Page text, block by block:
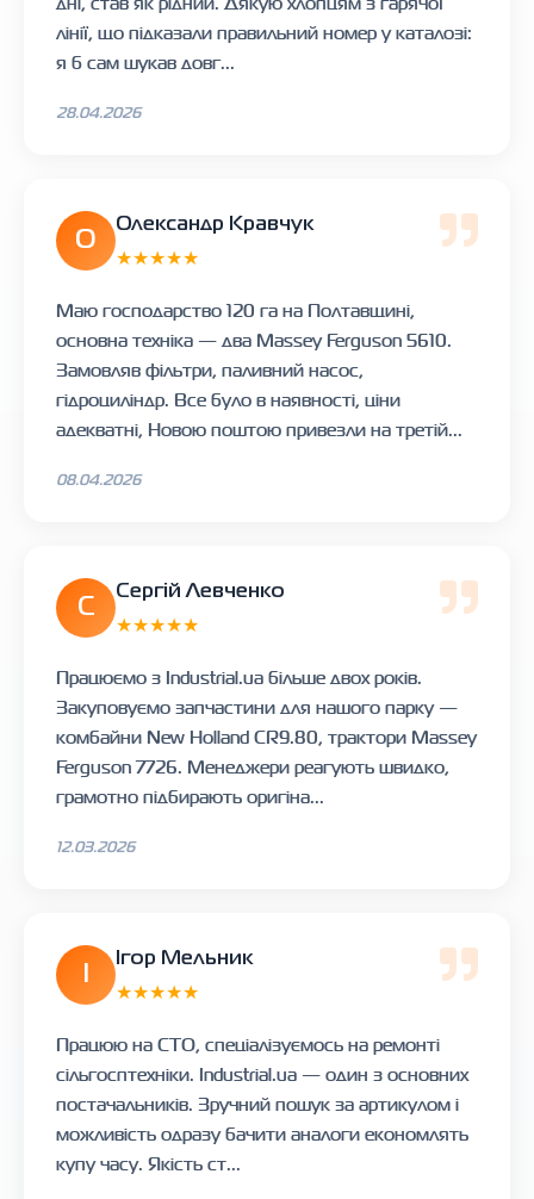
лінії, що підказали правильний номер у каталозі:
я б сам шукав довг...
28.04.2026
О
Олександр Кравчук
★★★★★
Маю господарство 120 га на Полтавщині,
основна техніка — два Massey Ferguson 5610.
Замовляв фільтри, паливний насос,
гідроциліндр. Все було в наявності, ціни
адекватні, Новою поштою привезли на третій...
08.04.2026
С
Сергій Левченко
★★★★★
Працюємо з Industrial.ua більше двох років.
Закуповуємо запчастини для нашого парку —
комбайни New Holland CR9.80, трактори Massey
Ferguson 7726. Менеджери реагують швидко,
грамотно підбирають оригіна...
12.03.2026
Ігор Мельник
★★★★★
Працюю на СТО, спеціалізуємось на ремонті
сільгосптехніки. Industrial.ua — один з основних
постачальників. Зручний пошук за артикулом і
можливість одразу бачити аналоги економлять
купу часу. Якість ст...